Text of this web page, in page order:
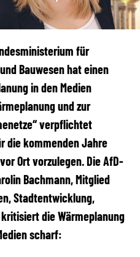
für
Bauwesen hat einen
in den Medien
und zur
verpflichtet
die kommenden Jahre
Ort vorzulegen. Die AfD-
Bachmann, Mitglied
Stadtentwicklung,
die Wärmeplanung
scharf: